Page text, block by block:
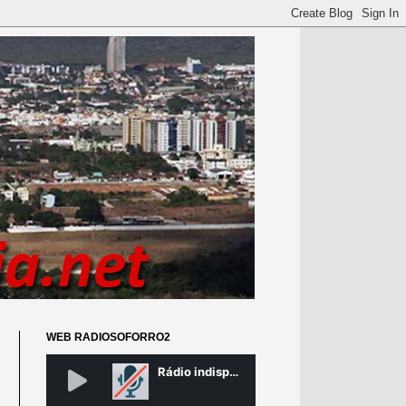
WEB RADIOSOFORRO2